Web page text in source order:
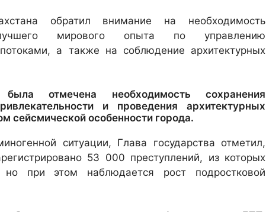
обратил внимание на необходимость
мирового опыта по управлению
а также на соблюдение архитектурных
отмечена необходимость сохранения
и проведения архитектурных
сейсмической особенности города.
ситуации, Глава государства отметил,
53 000 преступлений, из которых
но при этом наблюдается рост подростковой